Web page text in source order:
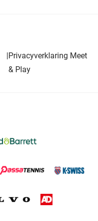
Privacyverklaring Meet
& Play